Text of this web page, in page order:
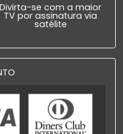
Divirta-se com a maior
TV por assinatura via
satélite